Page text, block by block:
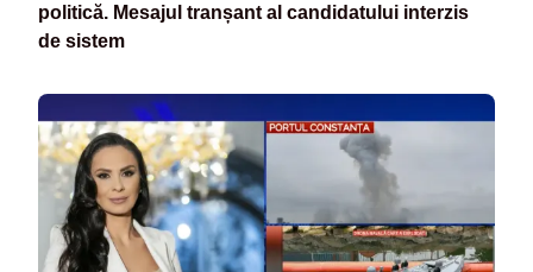
politică. Mesajul tranșant al candidatului interzis
de sistem